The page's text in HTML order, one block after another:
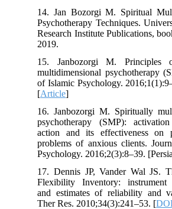
14. Jan Bozorgi M. Spiritual
Psychotherapy Techniques.
Research Institute Publications,
2019.
15. Janbozorgi M. Principles
multidimensional psychotherapy
of Islamic Psychology.
[Article
16. Janbozorgi M. Spiritually
psychotherapy (SMP):
action and its effectiveness on
problems of anxious clients.
Psychology. 2016;2(3):8–39.
17. Dennis JP, Vander Wal JS.
Flexibility Inventory: instrument
and estimates of reliability and
Ther Res. 2010;34(3):241–53. [